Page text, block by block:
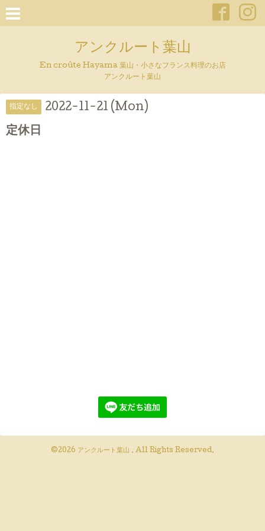
アンクルート葉山
En croûte Hayama 葉山・小さなフランス料理のお店
アンクルート葉山
指定なし 2022-11-21 (Mon)
定休日
©2026 アンクルート葉山 . All Rights Reserved.